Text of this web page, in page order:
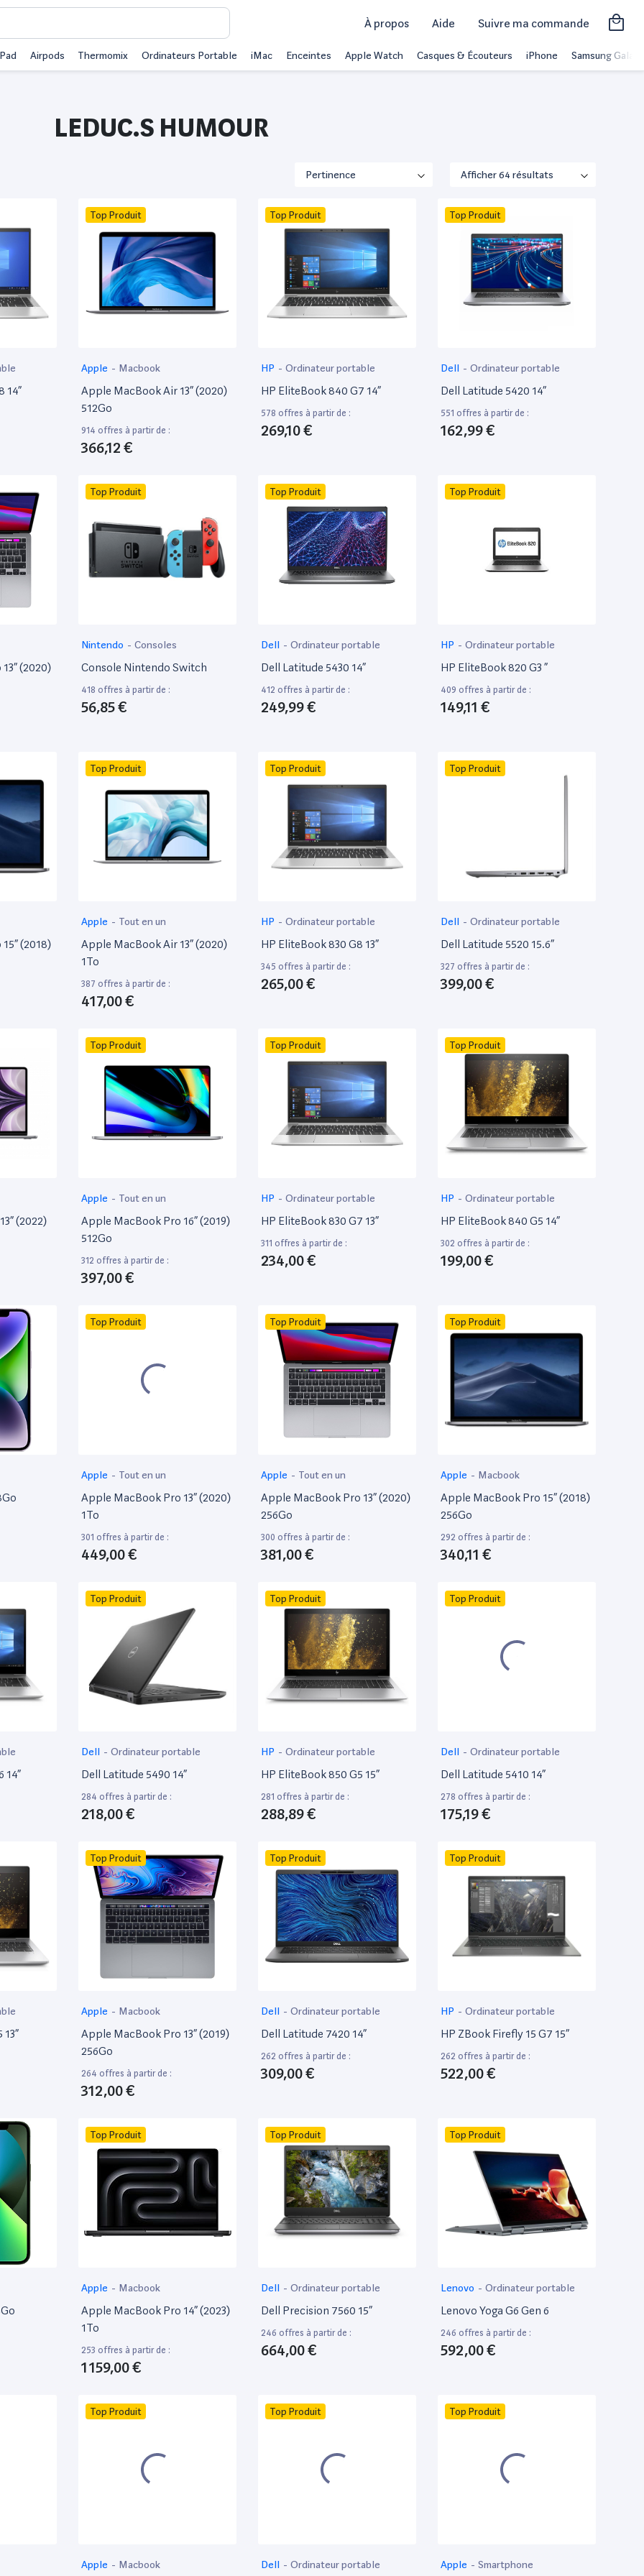
À propos Aide Suivre ma commande
Airpods Thermomix Ordinateurs Portable iMac Enceintes Apple Watch Casques & Écouteurs iPhone Samsung Galaxy
LEDUC.S HUMOUR
14”
Top Produit
Apple - Macbook
Apple MacBook Air 13” (2020)
512Go
914 offres à partir de :
366,12 €
Top Produit
HP - Ordinateur portable
HP EliteBook 840 G7 14”
578 offres à partir de :
269,10 €
Top Produit
Dell - Ordinateur portable
Dell Latitude 5420 14”
551 offres à partir de :
162,99 €
(2020)
Top Produit
Nintendo - Consoles
Console Nintendo Switch
418 offres à partir de :
56,85 €
Top Produit
Dell - Ordinateur portable
Dell Latitude 5430 14”
412 offres à partir de :
249,99 €
Top Produit
HP - Ordinateur portable
HP EliteBook 820 G3 ”
409 offres à partir de :
149,11 €
(2018)
Top Produit
Apple - Tout en un
Apple MacBook Air 13” (2020)
1To
387 offres à partir de :
417,00 €
Top Produit
HP - Ordinateur portable
HP EliteBook 830 G8 13”
345 offres à partir de :
265,00 €
Top Produit
Dell - Ordinateur portable
Dell Latitude 5520 15.6”
327 offres à partir de :
399,00 €
(2022)
Top Produit
Apple - Tout en un
Apple MacBook Pro 16” (2019)
512Go
312 offres à partir de :
397,00 €
Top Produit
HP - Ordinateur portable
HP EliteBook 830 G7 13”
311 offres à partir de :
234,00 €
Top Produit
HP - Ordinateur portable
HP EliteBook 840 G5 14”
302 offres à partir de :
199,00 €
Top Produit
Apple - Tout en un
Apple MacBook Pro 13” (2020)
1To
301 offres à partir de :
449,00 €
Top Produit
Apple - Tout en un
Apple MacBook Pro 13” (2020)
256Go
300 offres à partir de :
381,00 €
Top Produit
Apple - Macbook
Apple MacBook Pro 15” (2018)
256Go
292 offres à partir de :
340,11 €
14”
Top Produit
Dell - Ordinateur portable
Dell Latitude 5490 14”
284 offres à partir de :
218,00 €
Top Produit
HP - Ordinateur portable
HP EliteBook 850 G5 15”
281 offres à partir de :
288,89 €
Top Produit
Dell - Ordinateur portable
Dell Latitude 5410 14”
278 offres à partir de :
175,19 €
Top Produit
Apple - Macbook
Apple MacBook Pro 13” (2019)
256Go
264 offres à partir de :
312,00 €
Top Produit
Dell - Ordinateur portable
Dell Latitude 7420 14”
262 offres à partir de :
309,00 €
Top Produit
HP - Ordinateur portable
HP ZBook Firefly 15 G7 15”
262 offres à partir de :
522,00 €
Top Produit
Apple - Macbook
Apple MacBook Pro 14” (2023)
1To
253 offres à partir de :
1 159,00 €
Top Produit
Dell - Ordinateur portable
Dell Precision 7560 15”
246 offres à partir de :
664,00 €
Top Produit
Lenovo - Ordinateur portable
Lenovo Yoga G6 Gen 6
246 offres à partir de :
592,00 €
Top Produit
Apple - Macbook
Top Produit
Dell - Ordinateur portable
Top Produit
Apple - Smartphone